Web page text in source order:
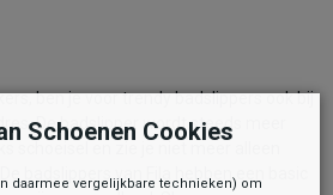
ben je voor trendy badslippers ook bij
De badslipper wordt steeds meer
badslippers van Fila hebben een basic
Schoenen Cookies
daarmee vergelijkbare technieken) om